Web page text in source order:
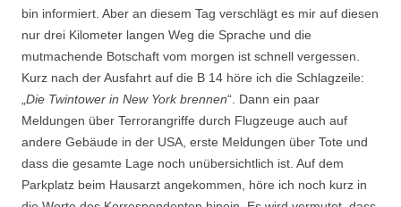
bin informiert. Aber an diesem Tag verschlägt es mir auf diesen
nur drei Kilometer langen Weg die Sprache und die
mutmachende Botschaft vom morgen ist schnell vergessen.
Kurz nach der Ausfahrt auf die B 14 höre ich die Schlagzeile:
Die Twintower in New York brennen“. Dann ein paar
Meldungen über Terrorangriffe durch Flugzeuge auch auf
andere Gebäude in der USA, erste Meldungen über Tote und
dass die gesamte Lage noch unübersichtlich ist. Auf dem
Parkplatz beim Hausarzt angekommen, höre ich noch kurz in